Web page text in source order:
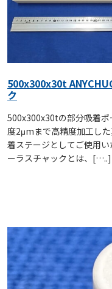
500x300x30t
ク
500x300x30tの部分吸着ポ
度2μmまで高精度加工し
着ステージとしてご使用
ーラスチャックとは、[…..]